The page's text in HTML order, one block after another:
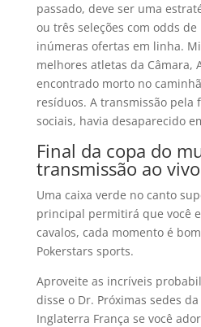
passado, deve ser uma
ou três seleções com odds de
inúmeras ofertas em linha.
melhores atletas da Câmara,
encontrado morto no
resíduos. A transmissão pela
sociais, havia desaparecido
Final da copa do
transmissão ao
Uma caixa verde no canto
principal permitirá que você
cavalos, cada momento é
Pokerstars sports.
Aproveite as incríveis
disse o Dr. Próximas sedes
Inglaterra França se você